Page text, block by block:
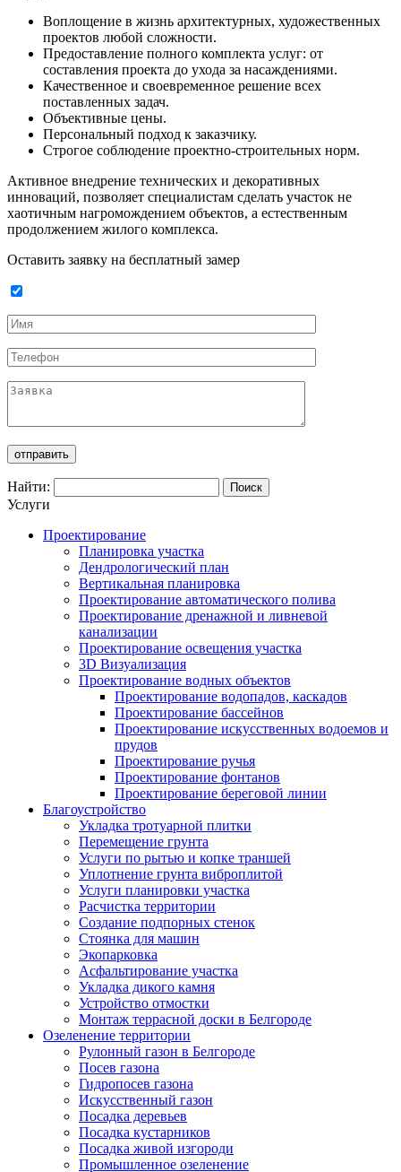
Воплощение в жизнь архитектурных, художественных
проектов любой сложности.
Предоставление полного комплекта услуг: от
составления проекта до ухода за насаждениями.
Качественное и своевременное решение всех
поставленных задач.
Объективные цены.
Персональный подход к заказчику.
Строгое соблюдение проектно-строительных норм.
Активное внедрение технических и декоративных
инноваций, позволяет специалистам сделать участок не
хаотичным нагромождением объектов, а естественным
продолжением жилого комплекса.
Оставить заявку на бесплатный замер
Найти:
Услуги
Проектирование
Планировка участка
Дендрологический план
Вертикальная планировка
Проектирование автоматического полива
Проектирование дренажной и ливневой
канализации
Проектирование освещения участка
3D Визуализация
Проектирование водных объектов
Проектирование водопадов, каскадов
Проектирование бассейнов
Проектирование искусственных водоемов и
прудов
Проектирование ручья
Проектирование фонтанов
Проектирование береговой линии
Благоустройство
Укладка тротуарной плитки
Перемещение грунта
Услуги по рытью и копке траншей
Уплотнение грунта виброплитой
Услуги планировки участка
Расчистка территории
Создание подпорных стенок
Стоянка для машин
Экопарковка
Асфальтирование участка
Укладка дикого камня
Устройство отмостки
Монтаж террасной доски в Белгороде
Озеленение территории
Рулонный газон в Белгороде
Посев газона
Гидропосев газона
Искусственный газон
Посадка деревьев
Посадка кустарников
Посадка живой изгороди
Промышленное озеленение